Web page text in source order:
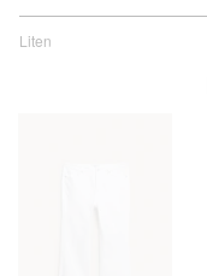
Liten
utav